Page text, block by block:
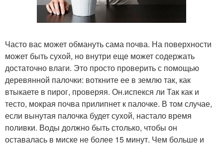
Часто вас может обмануть сама почва. На поверхности
может быть сухой, но внутри еще может содержать
достаточно влаги. Это просто проверить с помощью
деревянной палочки: воткните ее в землю так, как
втыкаете в пирог, проверяя. Он.испекся ли Так как и
тесто, мокрая почва прилипнет к палочке. В том случае,
если вынутая палочка будет сухой, настало время
поливки. Воды должно быть столько, чтобы он
оставалась в миске не более 15 минут. Чем больше и